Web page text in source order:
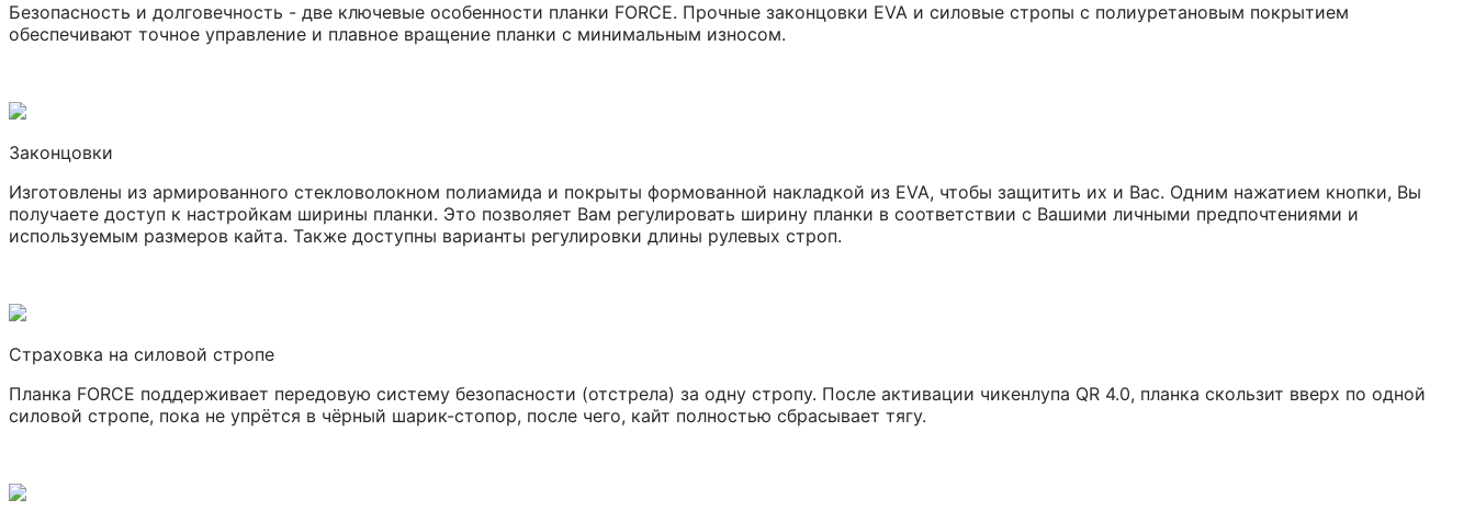
Безопасность и долговечность - две ключевые особенности планки FORCE. Прочные законцовки EVA и силовые стропы с полиуретановым покрытием
обеспечивают точное управление и плавное вращение планки с минимальным износом.
Законцовки
Изготовлены из армированного стекловолокном полиамида и покрыты формованной накладкой из EVA, чтобы защитить их и Вас. Одним нажатием кнопки, Вы
получаете доступ к настройкам ширины планки. Это позволяет Вам регулировать ширину планки в соответствии с Вашими личными предпочтениями и
используемым размеров кайта. Также доступны варианты регулировки длины рулевых строп.
Страховка на силовой стропе
Планка FORCE поддерживает передовую систему безопасности (отстрела) за одну стропу. После активации чикенлупа QR 4.0, планка скользит вверх по одной
силовой стропе, пока не упрётся в чёрный шарик-стопор, после чего, кайт полностью сбрасывает тягу.